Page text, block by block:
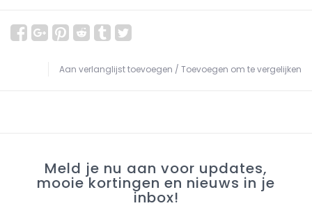
Aan verlanglijst toevoegen / Toevoegen om te vergelijken
Meld je nu aan voor updates,
mooie kortingen en nieuws in je
inbox!